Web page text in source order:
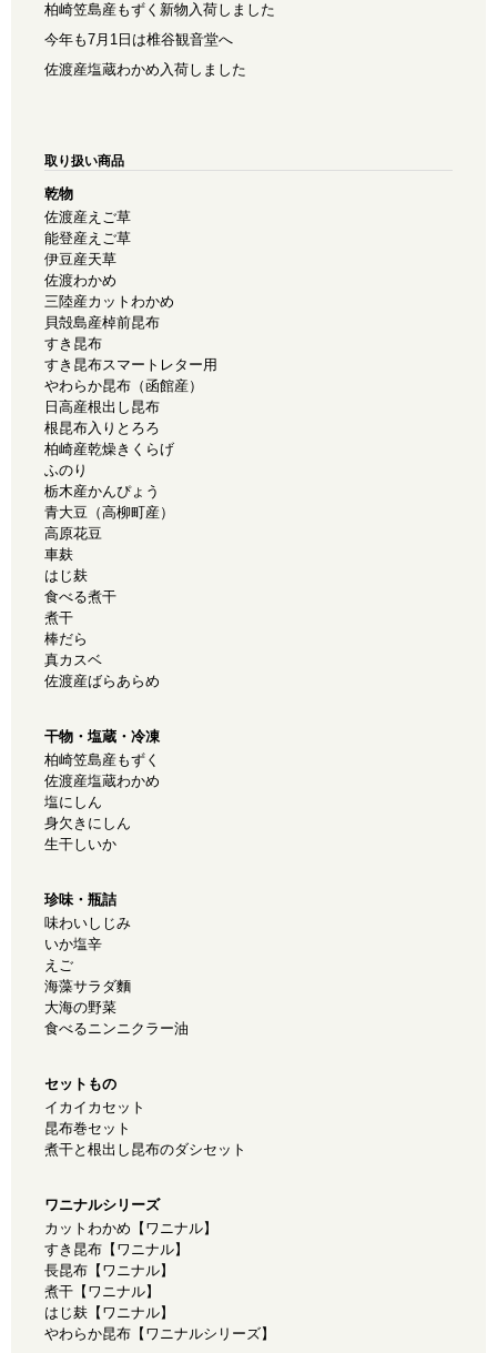
柏崎笠島産もずく新物入荷しました
今年も7月1日は椎谷観音堂へ
佐渡産塩蔵わかめ入荷しました
取り扱い商品
乾物
佐渡産えご草
能登産えご草
伊豆産天草
佐渡わかめ
三陸産カットわかめ
貝殻島産棹前昆布
すき昆布
すき昆布スマートレター用
やわらか昆布（函館産）
日高産根出し昆布
根昆布入りとろろ
柏崎産乾燥きくらげ
ふのり
栃木産かんぴょう
青大豆（高柳町産）
高原花豆
車麸
はじ麸
食べる煮干
煮干
棒だら
真カスベ
佐渡産ばらあらめ
干物・塩蔵・冷凍
柏崎笠島産もずく
佐渡産塩蔵わかめ
塩にしん
身欠きにしん
生干しいか
珍味・瓶詰
味わいしじみ
いか塩辛
えご
海藻サラダ麵
大海の野菜
食べるニンニクラー油
セットもの
イカイカセット
昆布巻セット
煮干と根出し昆布のダシセット
ワニナルシリーズ
カットわかめ【ワニナル】
すき昆布【ワニナル】
長昆布【ワニナル】
煮干【ワニナル】
はじ麸【ワニナル】
やわらか昆布【ワニナルシリーズ】